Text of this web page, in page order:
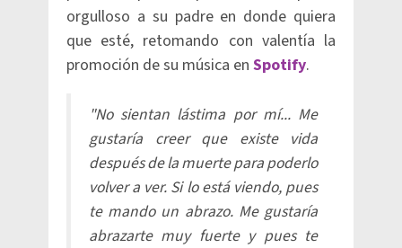
orgulloso a su padre en donde quiera
que esté, retomando con valentía la
promoción de su música en Spotify.
"No sientan lástima por mí... Me
gustaría creer que existe vida
después de la muerte para poderlo
volver a ver. Si lo está viendo, pues
te mando un abrazo. Me gustaría
abrazarte muy fuerte y pues te